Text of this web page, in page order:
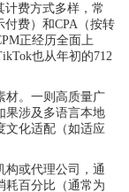
计费方式多样，常
付费）和CPA（按转
正经历全面上
也从年初的712
材。一则高质量广
果涉及多语言本地
文化适配（如适应
构或代理公司，通
耗百分比（通常为